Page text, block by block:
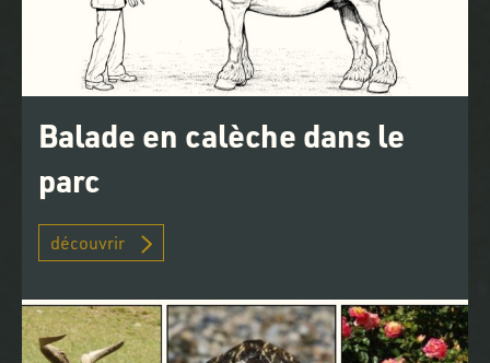
Balade en calèche dans le
parc
découvrir